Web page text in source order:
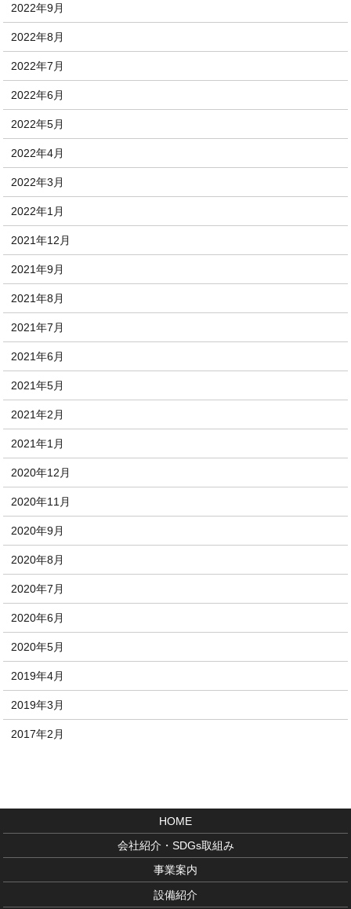
2022年9月
2022年8月
2022年7月
2022年6月
2022年5月
2022年4月
2022年3月
2022年1月
2021年12月
2021年9月
2021年8月
2021年7月
2021年6月
2021年5月
2021年2月
2021年1月
2020年12月
2020年11月
2020年9月
2020年8月
2020年7月
2020年6月
2020年5月
2019年4月
2019年3月
2017年2月
HOME
会社紹介・SDGs取組み
事業案内
設備紹介